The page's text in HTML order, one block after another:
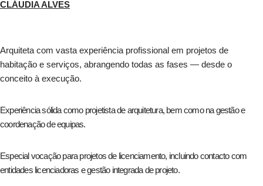
CLÁUDIA ALVES
Arquiteta com vasta experiência profissional em projetos de
habitação e serviços, abrangendo todas as fases — desde o
conceito à execução.
Experiência sólida como projetista de arquitetura, bem como na gestão e
coordenação de equipas.
Especial vocação para projetos de licenciamento, incluindo contacto com
entidades licenciadoras e gestão integrada de projeto.